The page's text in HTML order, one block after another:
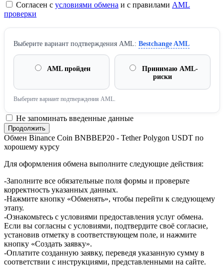
Согласен с условиями обмена и с правилами AML
проверки
Выберите вариант подтверждения AML: Bestchange AML
AML пройден
Принимаю AML-
риски
Выберите вариант подтверждения AML.
Не запоминать введенные данные
Обмен Binance Coin BNBBEP20 - Tether Polygon USDT по
хорошему курсу
Для оформления обмена выполните следующие действия:
-Заполните все обязательные поля формы и проверьте
корректность указанных данных.
-Нажмите кнопку «Обменять», чтобы перейти к следующему
этапу.
-Ознакомьтесь с условиями предоставления услуг обмена.
Если вы согласны с условиями, подтвердите своё согласие,
установив отметку в соответствующем поле, и нажмите
кнопку «Создать заявку».
-Оплатите созданную заявку, переведя указанную сумму в
соответствии с инструкциями, представленными на сайте.